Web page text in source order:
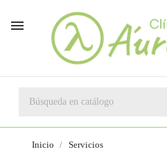

Inicio Servicios